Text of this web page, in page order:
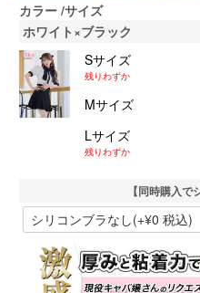
カラー サイズ
ホワイト×ブラック
Sサイズ
残りわずか
Mサイズ
Lサイズ
残りわずか
【同時購入で